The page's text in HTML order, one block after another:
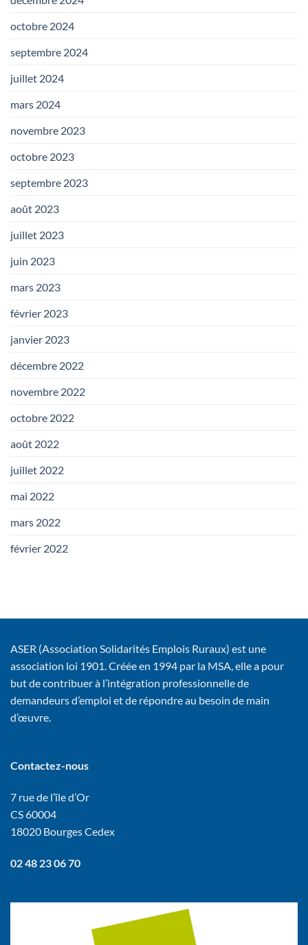
octobre 2024
septembre 2024
juillet 2024
mars 2024
novembre 2023
octobre 2023
septembre 2023
août 2023
juillet 2023
juin 2023
mars 2023
février 2023
janvier 2023
décembre 2022
novembre 2022
octobre 2022
août 2022
juillet 2022
mai 2022
mars 2022
février 2022
ASER (Association Solidarités Emplois Ruraux) est une
association loi 1901. Créée en 1994 par la MSA, elle a pour
but de contribuer à l’intégration professionnelle de
demandeurs d’emploi et de répondre au besoin de main
d’œuvre.
Contactez-nous
7 rue de l’île d’Or
CS 60004
18020 Bourges Cedex
02 48 23 06 70